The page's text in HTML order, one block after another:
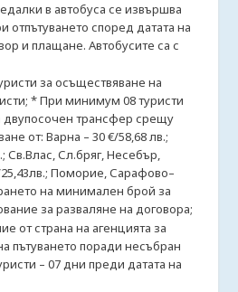
в автобуса се извършва
отпътуването според датата на
и плащане. Автобусите са с
за осъществяване на
* При минимум 08 туристи
трансфер срещу
от: Варна – 30 €/58,68 лв.;
Св.Влас, Сл.бряг, Несебър,
Поморие, Сарафово–
на минимален брой за
за разваляне на договора;
от страна на агенцията за
пътуването поради несъбран
– 07 дни преди датата на